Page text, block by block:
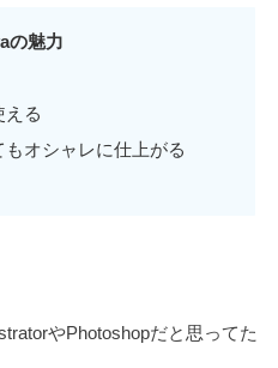
の魅力
える
オシャレに仕上がる
やPhotoshopだと思ってた